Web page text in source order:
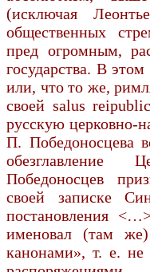
(исключая
общественных
пред огромным,
государства. В
или, что то же,
своей salus
русскую церковно-
П. Победоносцева
обезглавление
Победоносцев
своей записке
постановления
именовал (там же)
канонами», т. е.